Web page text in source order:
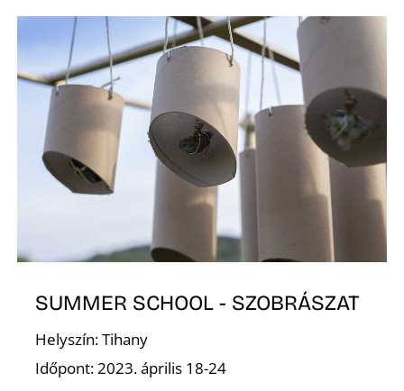
SUMMER SCHOOL - SZOBRÁSZAT
Helyszín: Tihany
Időpont: 2023. április 18-24